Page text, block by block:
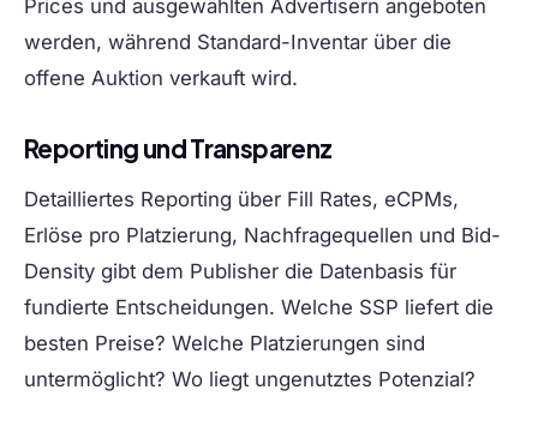
Prices und ausgewählten Advertisern angeboten
werden, während Standard-Inventar über die
offene Auktion verkauft wird.
Reporting und Transparenz
Detailliertes Reporting über Fill Rates, eCPMs,
Erlöse pro Platzierung, Nachfragequellen und Bid-
Density gibt dem Publisher die Datenbasis für
fundierte Entscheidungen. Welche SSP liefert die
besten Preise? Welche Platzierungen sind
untermöglicht? Wo liegt ungenutztes Potenzial?